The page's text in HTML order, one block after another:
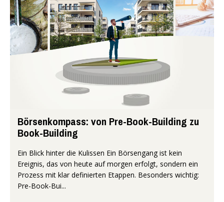
Börsenkompass: von Pre-Book-Building zu
Book-Building
Ein Blick hinter die Kulissen Ein Börsengang ist kein
Ereignis, das von heute auf morgen erfolgt, sondern ein
Prozess mit klar definierten Etappen. Besonders wichtig:
Pre-Book-Bui...